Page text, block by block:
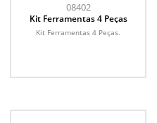
08402
Kit Ferramentas 4 Peças
Kit Ferramentas 4 Peças.